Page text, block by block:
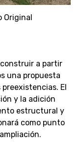
Original
a partir
una propuesta
El
y la adición
estructural y
como punto